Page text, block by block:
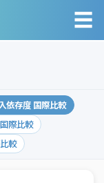
☰
依存度 国際比較
際比較
較